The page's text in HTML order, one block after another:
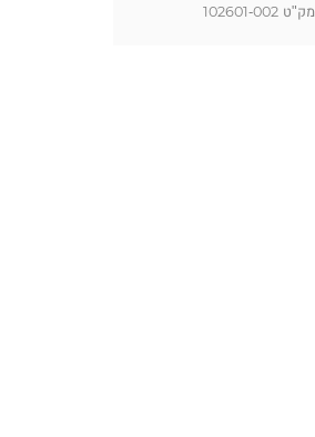
מק"ט 102601-002